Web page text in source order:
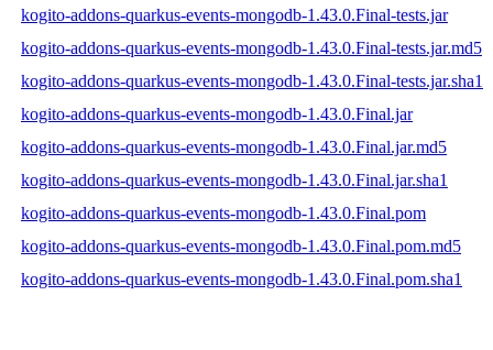
kogito-addons-quarkus-events-mongodb-1.43.0.Final-tests.jar
kogito-addons-quarkus-events-mongodb-1.43.0.Final-tests.jar.md5
kogito-addons-quarkus-events-mongodb-1.43.0.Final-tests.jar.sha1
kogito-addons-quarkus-events-mongodb-1.43.0.Final.jar
kogito-addons-quarkus-events-mongodb-1.43.0.Final.jar.md5
kogito-addons-quarkus-events-mongodb-1.43.0.Final.jar.sha1
kogito-addons-quarkus-events-mongodb-1.43.0.Final.pom
kogito-addons-quarkus-events-mongodb-1.43.0.Final.pom.md5
kogito-addons-quarkus-events-mongodb-1.43.0.Final.pom.sha1